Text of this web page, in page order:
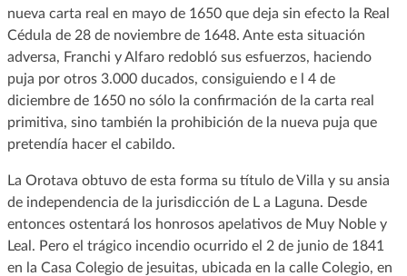
nueva carta real en mayo de 1650 que deja sin efecto la Real
Cédula de 28 de noviembre de 1648. Ante esta situación
adversa, Franchi y Alfaro redobló sus esfuerzos, haciendo
puja por otros 3.000 ducados, consiguiendo e l 4 de
diciembre de 1650 no sólo la confirmación de la carta real
primitiva, sino también la prohibición de la nueva puja que
pretendía hacer el cabildo.
La Orotava obtuvo de esta forma su título de Villa y su ansia
de independencia de la jurisdicción de L a Laguna. Desde
entonces ostentará los honrosos apelativos de Muy Noble y
Leal. Pero el trágico incendio ocurrido el 2 de junio de 1841
en la Casa Colegio de jesuitas, ubicada en la calle Colegio, en